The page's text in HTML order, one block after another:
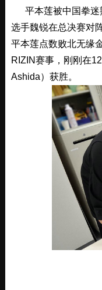
平本莲被中国拳迷
选手魏锐在总决赛对
平本莲点数败北无缘
RIZIN赛事，刚刚在
Ashida）获胜。